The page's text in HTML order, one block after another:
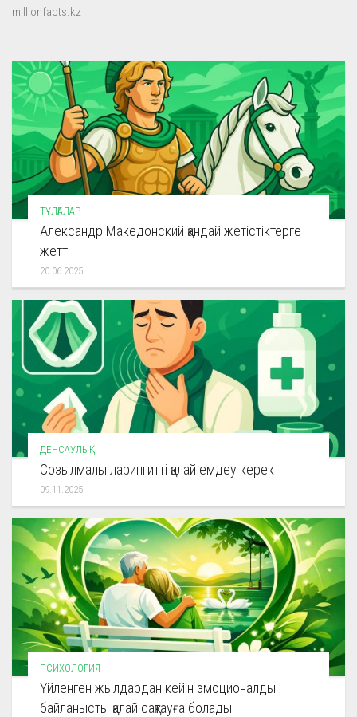
millionfacts.kz
ТҰЛҒАЛАР
Александр Македонский қандай жетістіктерге
жетті
20.06.2025
ДЕНСАУЛЫҚ
Созылмалы ларингитті қалай емдеу керек
09.11.2025
ПСИХОЛОГИЯ
Үйленген жылдардан кейін эмоционалды
байланысты қалай сақтауға болады